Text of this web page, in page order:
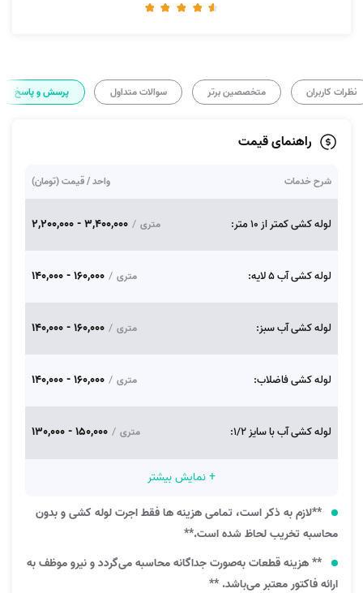
نظرات کاربران متخصصین برتر سوالات متداول پرسش و پاسخ
راهنمای قیمت
شرح خدمات واحد / قیمت (تومان)
لوله کشی کمتر از 10 متر: متری /
3,400,000 - 2,200,000
لوله کشی آب 5 لایه: متری /
160,000 - 140,000
لوله کشی آب سبز: متری /
160,000 - 140,000
لوله کشی فاضلاب: متری /
160,000 - 140,000
لوله کشی آب با سایز 1/2: متری /
150,000 - 130,000
+ نمایش بیشتر
**لازم به ذکر است، تمامی هزینه ها فقط اجرت لوله کشی و بدون
محاسبه تخریب لحاظ شده است.**
** هزینه قطعات به‌صورت جداگانه محاسبه می‌گردد و نیرو موظف به
ارائه فاکتور معتبر می‌باشد. **